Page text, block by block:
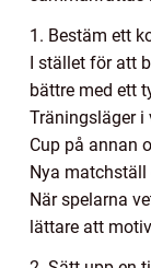
1. Bestäm ett
I stället för att
bättre med ett
Träningsläger i
Cup på annan
Nya matchställ
När spelarna
lättare att